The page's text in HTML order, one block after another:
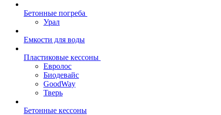
Бетонные погреба
Урал
Емкости для воды
Пластиковые кессоны
Евролос
Биодевайс
GoodWay
Тверь
Бетонные кессоны